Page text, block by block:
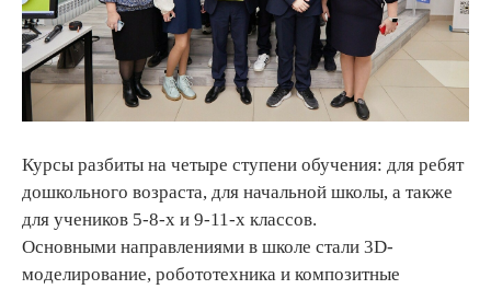
Курсы разбиты на четыре ступени обучения: для ребят
дошкольного возраста, для начальной школы, а также
для учеников 5-8-х и 9-11-х классов.
Основными направлениями в школе стали 3D-
моделирование, робототехника и композитные